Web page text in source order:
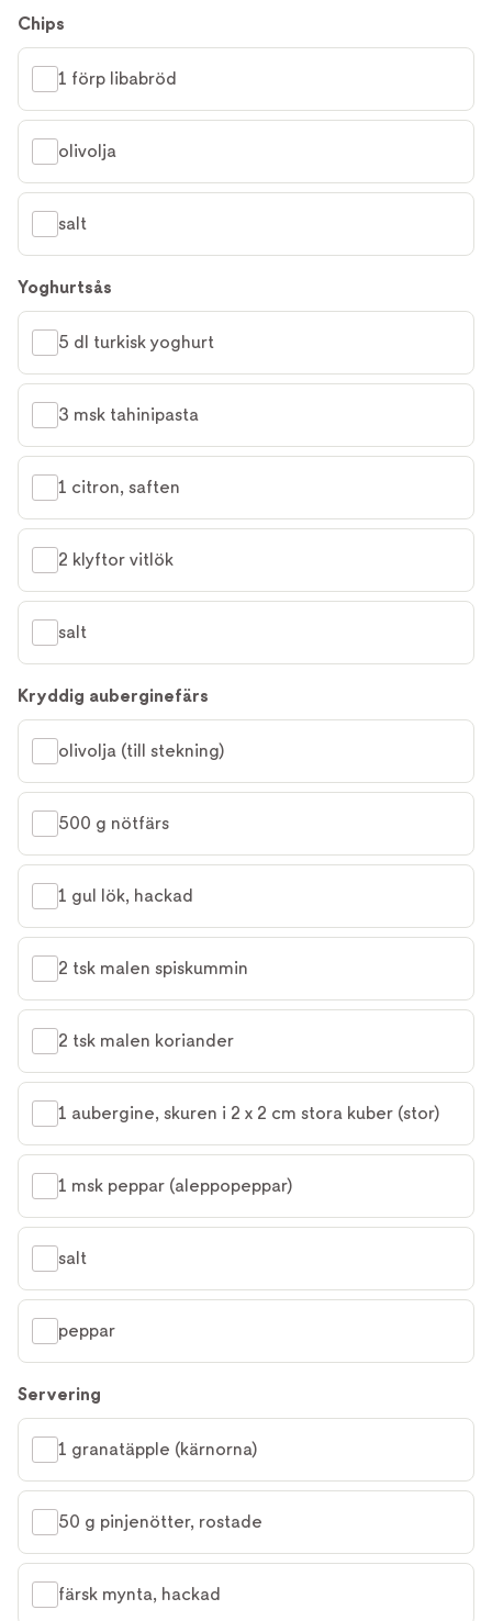
Chips
1 förp libabröd
olivolja
salt
Yoghurtsås
5 dl turkisk yoghurt
3 msk tahinipasta
1 citron, saften
2 klyftor vitlök
salt
Kryddig auberginefärs
olivolja (till stekning)
500 g nötfärs
1 gul lök, hackad
2 tsk malen spiskummin
2 tsk malen koriander
1 aubergine, skuren i 2 x 2 cm stora kuber (stor)
1 msk peppar (aleppopeppar)
salt
peppar
Servering
1 granatäpple (kärnorna)
50 g pinjenötter, rostade
färsk mynta, hackad